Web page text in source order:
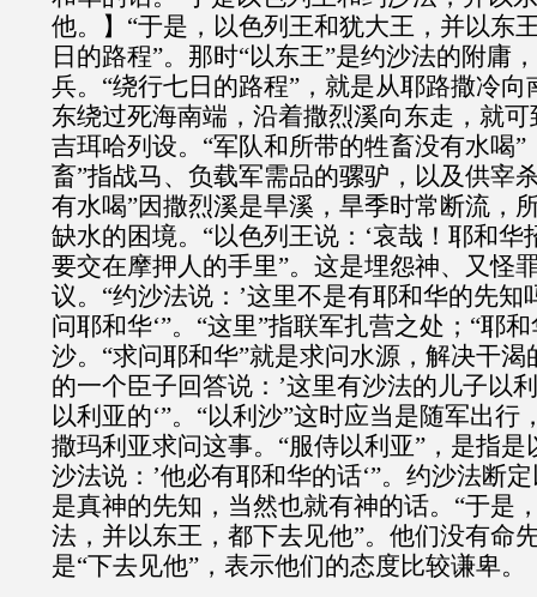
他。】“于是，以色列王和犹大王，并以东
日的路程”。那时“以东王”是约沙法的附庸
兵。“绕行七日的路程”，就是从耶路撒冷
东绕过死海南端，沿着撒烈溪向东走，就
吉珥哈列设。“军队和所带的牲畜没有水喝”
畜”指战马、负载军需品的骡驴，以及供宰
有水喝”因撒烈溪是旱溪，旱季时常断流，
缺水的困境。“以色列王说：‘哀哉！耶和华
要交在摩押人的手里”。这是埋怨神、又怪
议。“约沙法说：’这里不是有耶和华的先知
问耶和华‘”。“这里”指联军扎营之处；“耶
沙。“求问耶和华”就是求问水源，解决干渴
的一个臣子回答说：’这里有沙法的儿子以
以利亚的‘”。“以利沙”这时应当是随军出行
撒玛利亚求问这事。“服侍以利亚”，是指是
沙法说：’他必有耶和华的话‘”。约沙法断
是真神的先知，当然也就有神的话。“于是
法，并以东王，都下去见他”。他们没有命
是“下去见他”，表示他们的态度比较谦卑。